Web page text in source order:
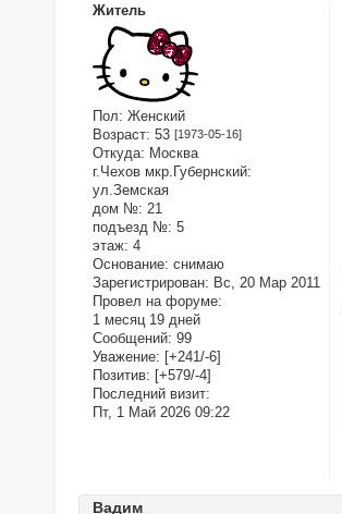
Житель
Пол: Женский
Возраст: 53 [1973-05-16]
Откуда: Москва
г.Чехов мкр.Губернский:
ул.Земская
дом №: 21
подъезд №: 5
этаж: 4
Основание: снимаю
Зарегистрирован: Вс, 20 Мар 2011
Провел на форуме:
1 месяц 19 дней
Сообщений: 99
Уважение: [+241/-6]
Позитив: [+579/-4]
Последний визит:
Пт, 1 Май 2026 09:22
Вaдим